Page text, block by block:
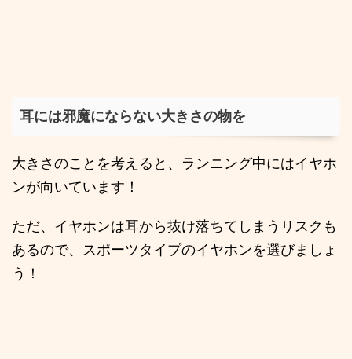
耳には邪魔にならない大きさの物を
大きさのことを考えると、ランニング中にはイヤホ
ンが向いています！
ただ、イヤホンは耳から抜け落ちてしまうリスクも
あるので、スポーツタイプのイヤホンを選びましょ
う！